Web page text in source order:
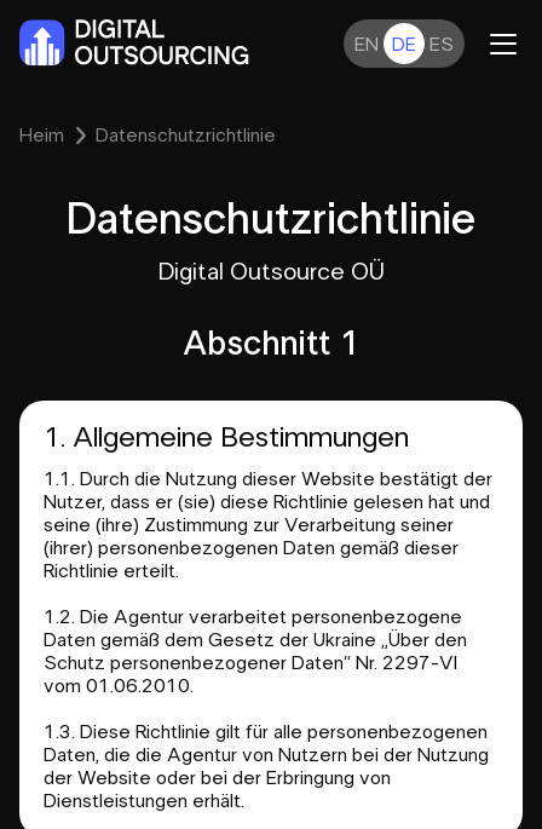
EN DE ES
Heim Datenschutzrichtlinie
Datenschutzrichtlinie
Digital Outsource OÜ
Abschnitt 1
1. Allgemeine Bestimmungen
1.1. Durch die Nutzung dieser Website bestätigt der
Nutzer, dass er (sie) diese Richtlinie gelesen hat und
seine (ihre) Zustimmung zur Verarbeitung seiner
(ihrer) personenbezogenen Daten gemäß dieser
Richtlinie erteilt.
1.2. Die Agentur verarbeitet personenbezogene
Daten gemäß dem Gesetz der Ukraine „Über den
Schutz personenbezogener Daten“ Nr. 2297-VI
vom 01.06.2010.
1.3. Diese Richtlinie gilt für alle personenbezogenen
Daten, die die Agentur von Nutzern bei der Nutzung
der Website oder bei der Erbringung von
Dienstleistungen erhält.